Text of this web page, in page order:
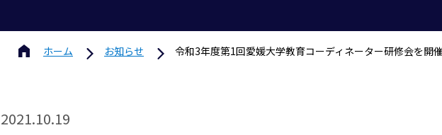
ホーム お知らせ 令和3年度第1回愛媛大学教育コーディネーター研修会を開
2021.10.19